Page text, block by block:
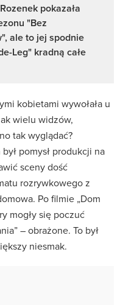
pokazała
"Bez
ale to jej spodnie
Leg" kradną całe
kobietami wywołała u
wielu widzów,
tak wyglądać?
pomysł produkcji na
sceny dość
rozrywkowego z
Po filmie „Dom
mogły się poczuć
– obrażone. To był
niesmak.